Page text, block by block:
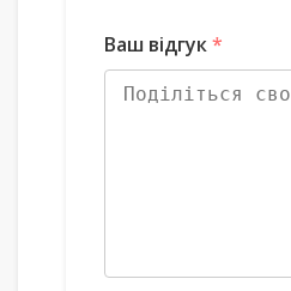
Ваш відгук*